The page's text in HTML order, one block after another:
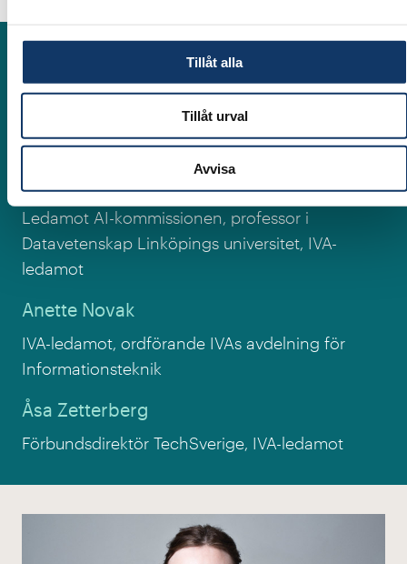
Tillåt alla
Tillåt urval
Avvisa
Carl-Henric Svanberg
Ordförande AI-kommissionen, IVA-ledamot
Fredrik Heintz
Ledamot AI-kommissionen, professor i
Datavetenskap Linköpings universitet, IVA-
ledamot
Anette Novak
IVA-ledamot, ordförande IVAs avdelning för
Informationsteknik
Åsa Zetterberg
Förbundsdirektör TechSverige, IVA-ledamot